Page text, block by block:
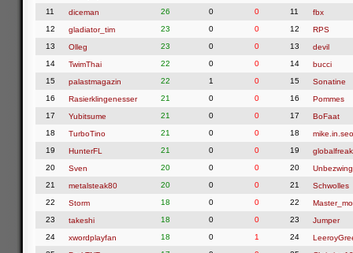
11
diceman 26 0
0
12
gladiator_tim 23 0
0
13
Olleg 23 0
0
14
TwimThai 22 0
0
15
palastmagazin 22 1
0
16
Rasierklingenesser 21 0
0
17
Yubitsume 21 0
0
18
TurboTino 21 0
0
19
HunterFL 21 0
0
20
Sven 20 0
0
21
metalsteak80 20 0
0
22
Storm 18 0
0
23
takeshi 18 0
0
24
xwordplayfan 18 0
1
11
fbx
12
RPS
13
devil
14
bucci
15
Sonatine
16
Pommes
17
BoFaat
18
19
globalfreak
20
21
Schwolles
22
Master_mo
23
Jumper
24